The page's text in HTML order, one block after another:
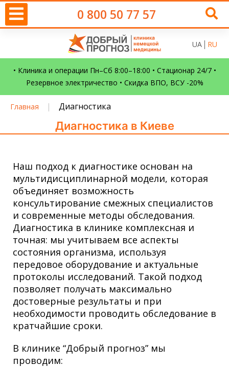
0 800 50 77 57
UA RU
• Клиника и операции Пн–Сб 8:00–18:00 • Стационар 24/7 •
Резервное электричество • Скидка ВПО, ВСУ -20%
Главная | Диагностика
Диагностика в Киеве
Наш подход к диагностике основан на
мультидисциплинарной модели, которая
объединяет возможность
консультирование смежных специалистов
и современные методы обследования.
Диагностика в клинике комплексная и
точная: мы учитываем все аспекты
состояния организма, используя
передовое оборудование и актуальные
протоколы исследований. Такой подход
позволяет получать максимально
достоверные результаты и при
необходимости проводить обследование в
кратчайшие сроки.
В клинике “Добрый прогноз” мы
проводим: